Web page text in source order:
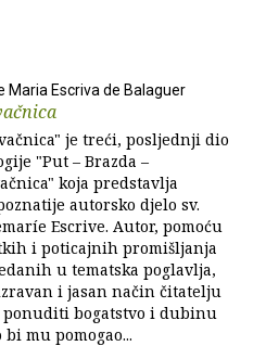
Maria Escriva de Balaguer
je treći, posljednji dio
"Put – Brazda –
koja predstavlja
autorsko djelo sv.
Escrive. Autor, pomoću
i poticajnih promišljanja
u tematska poglavlja,
i jasan način čitatelju
bogatstvo i dubinu
mu pomogao...